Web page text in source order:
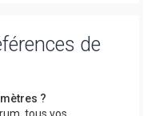
de
?